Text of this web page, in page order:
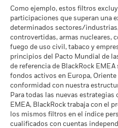
Liquidativo (VL), con
cuando corresponda. La
aumentar o disminuir como
valor de las divisas si su
distinta de la utilizada para el
pasada. Fuente: Blackrock
circunstancias extremas de los
a 30 jun 2026
MSCI - Arenas Bituminosas
a 30 jun 2026
Cobertura de Implicación
Empresarial
a 30 jun 2026
Porcentaje del Fondo no
cubierto
Como ejemplo, estos filtros
participaciones que superan una
determinados sectores/
controvertidas, armas nucleares,
fuego de uso civil, tabaco y
principios del Pacto Mundial de
de referencia de BlackRock
fondos activos en Europa,
conformidad con nuestra
Para todas las nuevas
EMEA, BlackRock trabaja con el
los mismos filtros en el índice
cualificados con cuentas